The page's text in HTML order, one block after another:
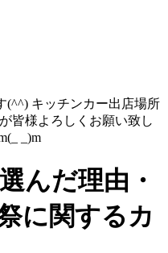
(^^) キッチンカー出店場所
皆様よろしくお願い致し
_)m
んだ理由・
に関するカ